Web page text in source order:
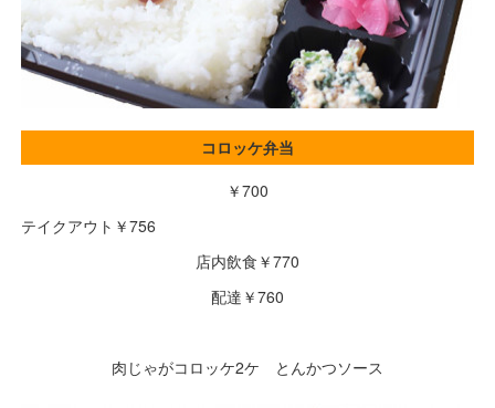
コロッケ弁当
￥700
テイクアウト￥756
店内飲食￥770
配達￥760
肉じゃがコロッケ2ケ とんかつソース